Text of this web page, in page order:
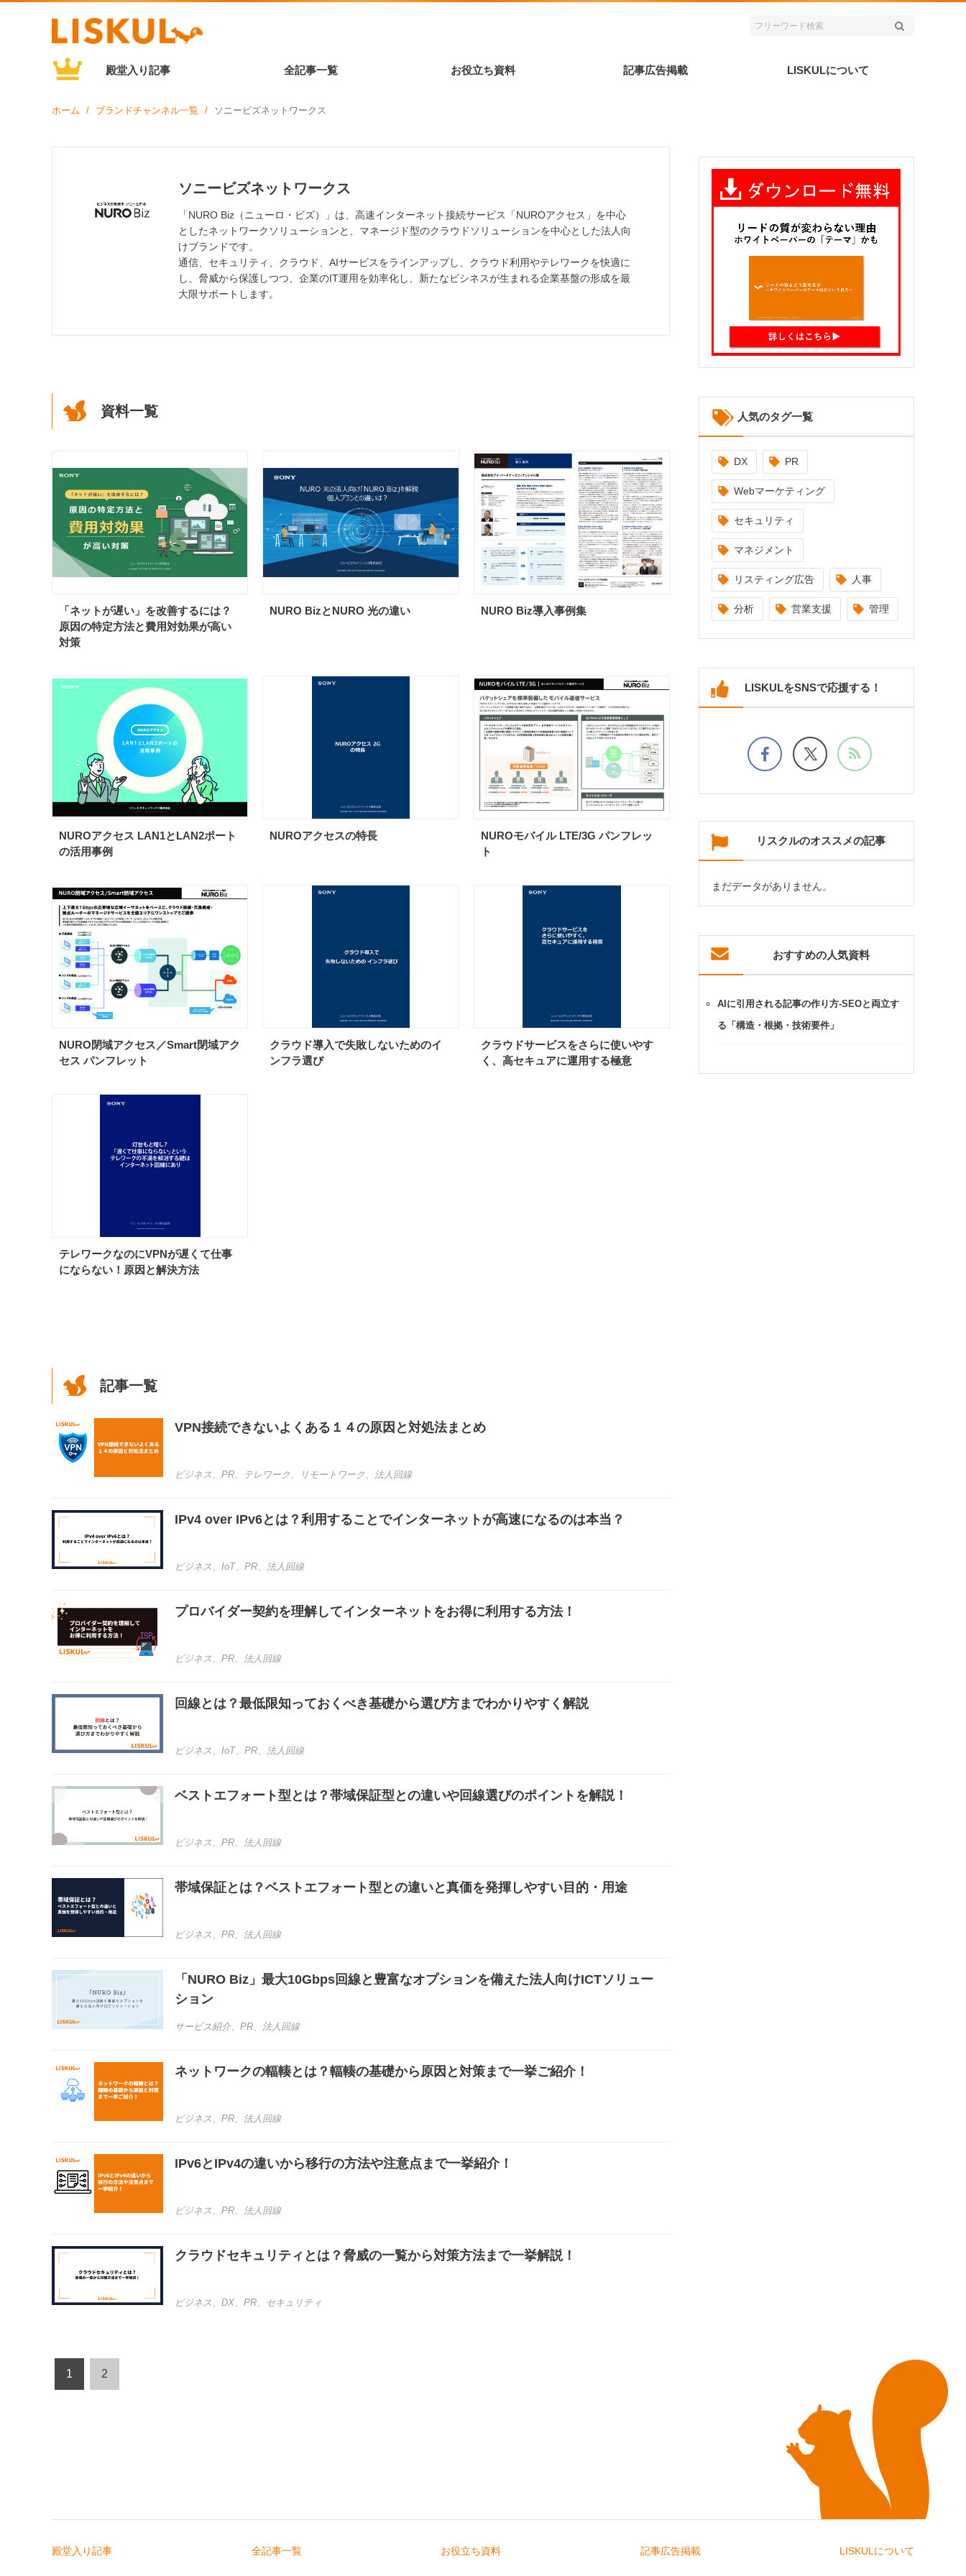
殿堂入り記事 全記事一覧 お役立ち資料 記事広告掲載 LISKULについて
ホーム ブランドチャンネル一覧 ソニービズネットワークス
ソニービズネットワークス
「NURO Biz（ニューロ・ビズ）」は、高速インターネット接続サービス「NUROアクセス」を中心
としたネットワークソリューションと、マネージド型のクラウドソリューションを中心とした法人向
けブランドです。
通信、セキュリティ、クラウド、AIサービスをラインアップし、クラウド利用やテレワークを快適に
し、脅威から保護しつつ、企業のIT運用を効率化し、新たなビシネスが生まれる企業基盤の形成を最
大限サポートします。
資料一覧
「ネットが遅い」を改善するには？
原因の特定方法と費用対効果が高い
対策
NURO BizとNURO 光の違い NURO Biz導入事例集
NUROアクセス LAN1とLAN2ポート
の活用事例
NUROアクセスの特長
NUROモバイル LTE/3G パンフレッ
ト
NURO閉域アクセス／Smart閉域アク
セス パンフレット
クラウド導入で失敗しないためのイ
ンフラ選び
クラウドサービスをさらに使いやす
く、高セキュアに運用する極意
テレワークなのにVPNが遅くて仕事
にならない！原因と解決方法
記事一覧
VPN接続できないよくある１４の原因と対処法まとめ
ビジネス 、 PR、 テレワーク 、 リモートワーク 、 法人回線
IPv4 over IPv6とは？利用することでインターネットが高速になるのは本当？
ビジネス 、 IoT、 PR、 法人回線
プロバイダー契約を理解してインターネットをお得に利用する方法！
ビジネス 、 PR、 法人回線
回線とは？最低限知っておくべき基礎から選び方までわかりやすく解説
ビジネス 、 IoT、 PR、 法人回線
ベストエフォート型とは？帯域保証型との違いや回線選びのポイントを解説！
ビジネス 、 PR、 法人回線
帯域保証とは？ベストエフォート型との違いと真価を発揮しやすい目的・用途
ビジネス 、 PR、 法人回線
「NURO Biz」最大10Gbps回線と豊富なオプションを備えた法人向けICTソリュー
ション
サービス紹介、 PR、 法人回線
ネットワークの輻輳とは？輻輳の基礎から原因と対策まで一挙ご紹介！
ビジネス 、 PR、 法人回線
IPv6とIPv4の違いから移行の方法や注意点まで一挙紹介！
ビジネス 、 PR、 法人回線
クラウドセキュリティとは？脅威の一覧から対策方法まで一挙解説！
ビジネス 、 DX、 PR、 セキュリティ
1 2
人気のタグ一覧
DX PR
Webマーケティング
セキュリティ
マネジメント
リスティング広告 人事
分析 営業支援 管理
LISKULをSNSで応援する！
リスクルのオススメの記事
まだデータがありません。
おすすめの人気資料
AIに引用される記事の作り方-SEOと両立す
る「構造・根拠・技術要件」
殿堂入り記事 全記事一覧 お役立ち資料 記事広告掲載 LISKULについて